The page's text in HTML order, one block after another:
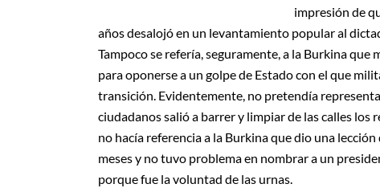
impresión de
años desalojó en un levantamiento popular al
Tampoco se refería, seguramente, a la Burkina que
para oponerse a un golpe de Estado con el que
transición. Evidentemente, no pretendía
ciudadanos salió a barrer y limpiar de las calles
no hacía referencia a la Burkina que dio una
meses y no tuvo problema en nombrar a un
porque fue la voluntad de las urnas.